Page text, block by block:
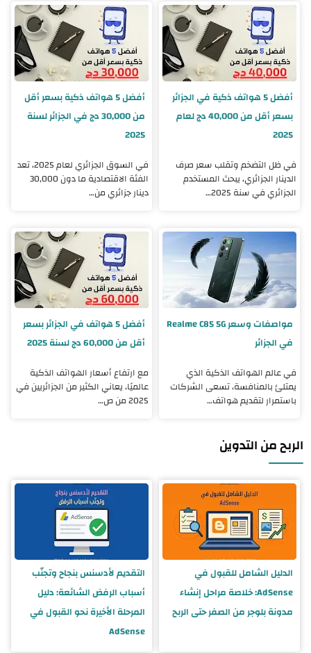
أفضل 5 هواتف ذكية في الجزائر
بسعر أقل من 40,000 دج لعام
2025
في ظل التضخم وتقلب سعر صرف
الدينار الجزائري، يبحث المستخدم
الجزائري في سنة 2025…
أفضل 5 هواتف ذكية بسعر أقل
من 30,000 دج في الجزائر لسنة
2025
في السوق الجزائري لعام 2025، تعد
الفئة الاقتصادية ما دون 30,000
دينار جزائري من…
مواصفات وسعر Realme C85 5G
في الجزائر
في عالم الهواتف الذكية الذي
يمتلئ بالمنافسة، تسعى الشركات
باستمرار لتقديم هواتف…
أفضل 5 هواتف في الجزائر بسعر
أقل من 60,000 دج لسنة 2025
مع ارتفاع أسعار الهواتف الذكية
عالميًا، يعاني الكثير من الجزائريين في
2025 من ص…
الربح من التدوين
الدليل الشامل للقبول في
AdSense: خلاصة مراحل إنشاء
مدونة بلوجر من الصفر حتى الربح
التقديم لأدسنس بنجاح وتجنّب
أسباب الرفض الشائعة: دليل
المرحلة الأخيرة نحو القبول في
AdSense